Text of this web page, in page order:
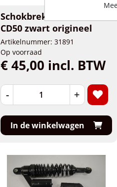
Schokbrekerbus Dax,
CD50 zwart origineel
Artikelnummer: 31891
Op voorraad
€ 45,00 incl. BTW
- +
In de winkelwagen